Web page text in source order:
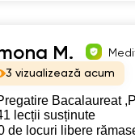
M.
3 vizualizează acum
Bacalaureat ,
lecții susținute
de locuri libere